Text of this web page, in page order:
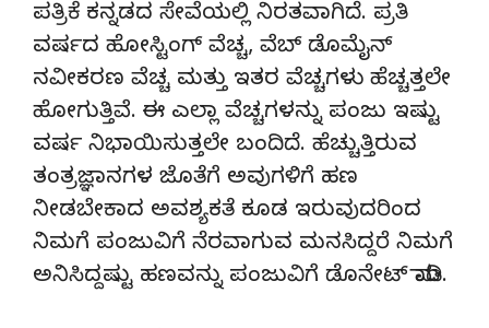
ಪತ್ರಿಕೆ ಕನ್ನಡದ ಸೇವೆಯಲ್ಲಿ ನಿರತವಾಗಿದೆ. ಪ್ರತಿ
ವರ್ಷದ ಹೋಸ್ಟಿಂಗ್‌ ವೆಚ್ಚ, ವೆಬ್‌ ಡೊಮೈನ್‌
ನವೀಕರಣ ವೆಚ್ಚ ಮತ್ತು ಇತರ ವೆಚ್ಚಗಳು ಹೆಚ್ಚತ್ತಲೇ
ಹೋಗುತ್ತಿವೆ. ಈ ಎಲ್ಲಾ ವೆಚ್ಚಗಳನ್ನು ಪಂಜು ಇಷ್ಟು
ವರ್ಷ ನಿಭಾಯಿಸುತ್ತಲೇ ಬಂದಿದೆ. ಹೆಚ್ಚುತ್ತಿರುವ
ತಂತ್ರಜ್ಞಾನಗಳ ಜೊತೆಗೆ ಅವುಗಳಿಗೆ ಹಣ
ನೀಡಬೇಕಾದ ಅವಶ್ಯಕತೆ ಕೂಡ ಇರುವುದರಿಂದ
ನಿಮಗೆ ಪಂಜುವಿಗೆ ನೆರವಾಗುವ ಮನಸಿದ್ದರೆ ನಿಮಗೆ
ಅನಿಸಿದ್ದಷ್ಟು ಹಣವನ್ನು ಪಂಜುವಿಗೆ ಡೊನೇಟ್‌ ಮಾಡಿ.